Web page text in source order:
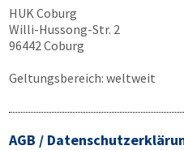
HUK Coburg
Willi-Hussong-Str. 2
96442 Coburg
Geltungsbereich: weltweit
AGB /